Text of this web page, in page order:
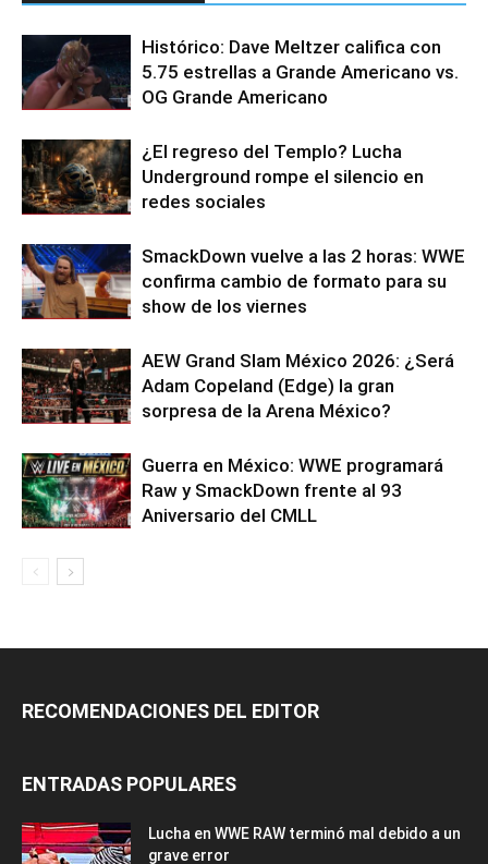
Histórico: Dave Meltzer califica con
5.75 estrellas a Grande Americano vs.
OG Grande Americano
¿El regreso del Templo? Lucha
Underground rompe el silencio en
redes sociales
SmackDown vuelve a las 2 horas: WWE
confirma cambio de formato para su
show de los viernes
AEW Grand Slam México 2026: ¿Será
Adam Copeland (Edge) la gran
sorpresa de la Arena México?
Guerra en México: WWE programará
Raw y SmackDown frente al 93
Aniversario del CMLL
RECOMENDACIONES DEL EDITOR
ENTRADAS POPULARES
Lucha en WWE RAW terminó mal debido a un
grave error